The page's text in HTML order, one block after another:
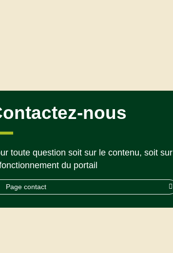
nous
toute question soit sur le contenu, soit sur
du portail
Page contact